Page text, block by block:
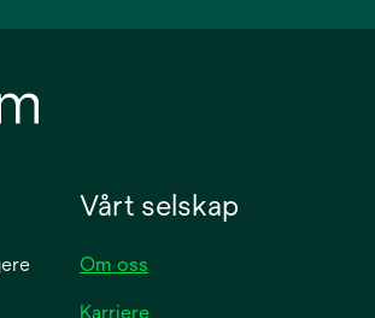
new
Vårt selskap
Om oss
Karriere